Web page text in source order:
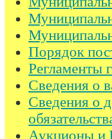
Порядок
Регламенты
Сведения о
Сведения о
Аукционы и